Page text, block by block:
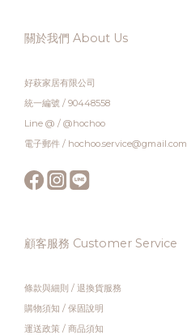
關於我們 About Us
好萩家居有限公司
統一編號 / 90448558
Line @ / @hochoo
電子郵件 / hochoo.service@gmail.com
顧客服務 Customer Service
條款與細則 / 退換貨服務
購物須知 / 保固說明
運送政策 / 商品須知